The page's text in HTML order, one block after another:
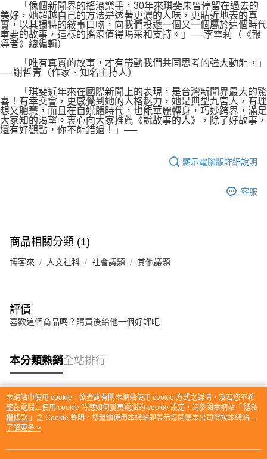
「像個新聞界的搖滾樂手，30年來琪斐未曾停留在過去的
美好，她超越自己的方法是透著更濃的人味，更貼近地表的真
實，以其獨特的敍事口吻，向我們投遞一個又一個屬於這個時代
重要的故事，這樣的搖滾值得喝采和支持。」──李雪莉（《報
導者》總編輯）
「唯有真實的故事，才有帶動我們共同思考的強大動能。」
──謝哲青（作家、知名主持人）
「琪斐近年來在國際新聞上的表現，是台灣新聞界最大的驚
喜！有幸交會，更感覺到她的人格魅力，她是典型九宮人，有理
想又聰慧，而且在自媒體時代，也能華麗轉身，巧妙跨界，滿足
大家知的渴望。衷心向大家推薦《說故事的人》，除了好故事，
還有好觀點，你不能錯過！」──
顯示電腦版詳細說明
客服
商品相關分類 (1)
博客來 人文社科 社會議題 其他議題
評價
喜歡這個商品嗎？購買後給他一個好評吧
本分類熱銷全站排行
熱門標籤
本網站中使用 cookie，欲查詢有關本網站使用 cookie 方式之詳情，及若您不希
望在電腦上使用 cookie 時應如何變更電腦的 cookie 設定，請參閱本網站「 隱私
權條款 」之 Cookie 聲明。您繼續使用本網站即表示您同意本公司得按本網站使
用條款之 Cookie 聲明使用 cookie。
了解更多 >